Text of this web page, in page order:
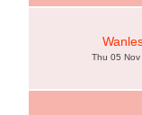
Thu 05